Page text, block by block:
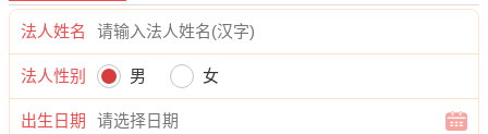
19、赫朋、航吴、铄笛、慕瀚、海俊
20、宁浚、翔朝、昊润、泳真、巍珹
法人姓名
法人性别 男 女
出生日期